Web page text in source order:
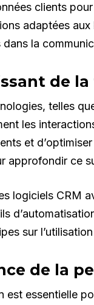
clients
adaptées
la
de
telles
les
et
approfondir ce
logiciels CRM
sur
de la
est essentielle